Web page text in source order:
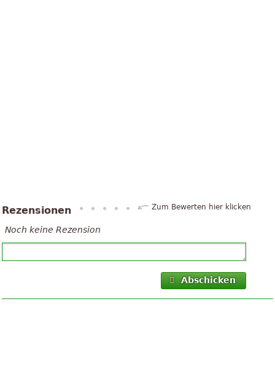
Rezensionen Zum Bewerten hier klicken
Noch keine Rezension
Abschicken